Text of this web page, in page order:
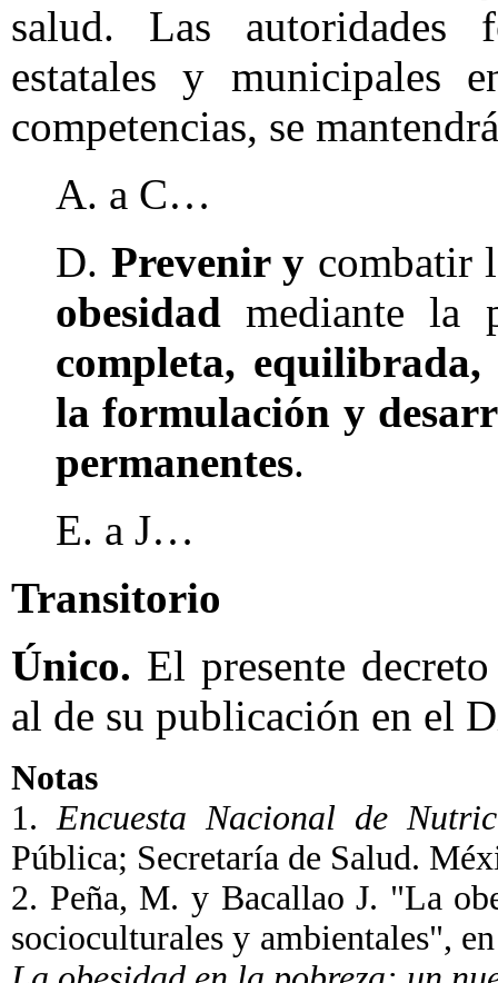
salud. Las autoridades
estatales y municipales
competencias, se
A. a C…
D. Prevenir y combatir
obesidad mediante la
completa,
la formulación y
permanentes.
E. a J…
Transitorio
Único. El presente
al de su publicación en el
Notas
1.Encuesta Nacional de
Pública; Secretaría de Salud.
2. Peña, M. y Bacallao J. "La
socioculturales y ambientales",